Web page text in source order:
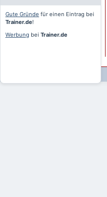
Gute Gründe für einen Eintrag bei
Trainer.de!
Werbung bei Trainer.de